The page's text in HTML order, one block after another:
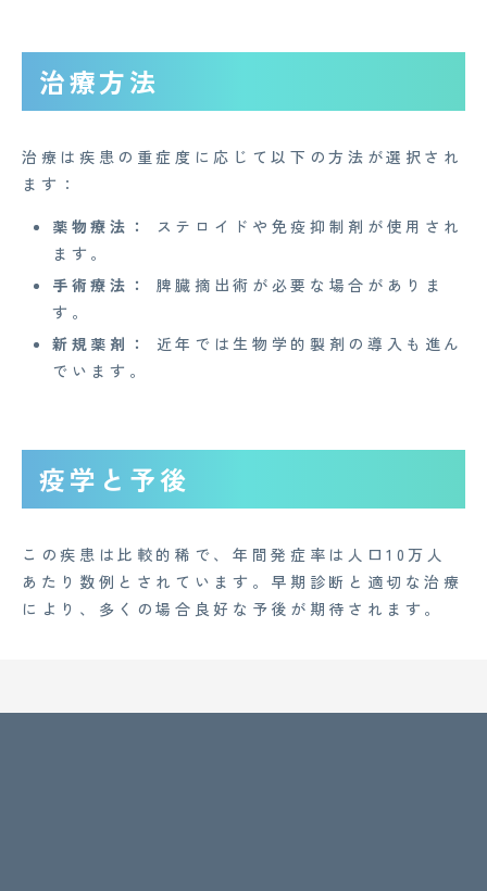
治療方法
治療は疾患の重症度に応じて以下の方法が選択され
ます：
薬物療法：
ステロイドや免疫抑制剤が使用され
ます。
手術療法：
脾臓摘出術が必要な場合がありま
す。
新規薬剤：
近年では生物学的製剤の導入も進ん
でいます。
疫学と予後
この疾患は比較的稀で、年間発症率は人口10万人
あたり数例とされています。早期診断と適切な治療
により、多くの場合良好な予後が期待されます。
情報セキュリティ基本方針
Copyright© 2023 Medi Face, Ltd. All Right Reserved.